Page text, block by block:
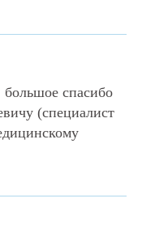
терапии.
сосудистой
спасибо
(специалист